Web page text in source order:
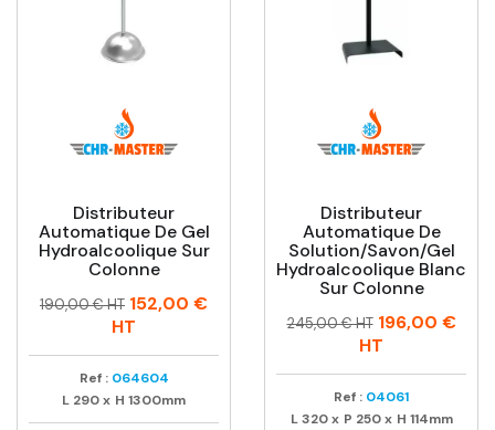
Distributeur
Automatique De Gel
Hydroalcoolique Sur
Colonne
Prix
Prix
190,00 € HT 152,00 €
HT
Ref : 064604
L 290x H 1300mm
Distributeur
Automatique De
Solution/savon/gel
Hydroalcoolique Blanc
Sur Colonne
Prix
Prix
245,00 € HT 196,00 €
HT
Ref : 04061
L 320 x P 250 x H 114mm